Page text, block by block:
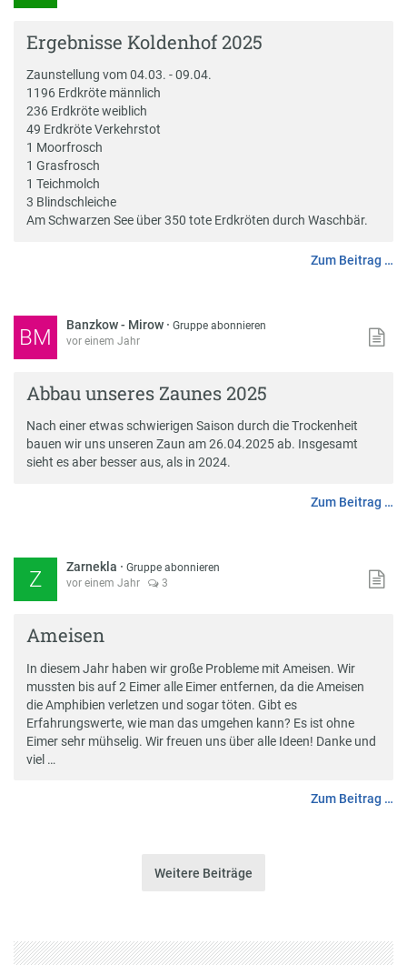
Ergebnisse Koldenhof 2025
Zaunstellung vom 04.03. - 09.04.
1196 Erdkröte männlich
236 Erdkröte weiblich
49 Erdkröte Verkehrstot
1 Moorfrosch
1 Grasfrosch
1 Teichmolch
3 Blindschleiche
Am Schwarzen See über 350 tote Erdkröten durch Waschbär.
Zum Beitrag …
BM Banzkow - Mirow ·Gruppe abonnieren
vor einem Jahr
Abbau unseres Zaunes 2025
Nach einer etwas schwierigen Saison durch die Trockenheit
bauen wir uns unseren Zaun am 26.04.2025 ab. Insgesamt
sieht es aber besser aus, als in 2024.
Zum Beitrag …
Z Zarnekla ·Gruppe abonnieren
vor einem Jahr
3
Ameisen
In diesem Jahr haben wir große Probleme mit Ameisen. Wir
mussten bis auf 2 Eimer alle Eimer entfernen, da die Ameisen
die Amphibien verletzen und sogar töten. Gibt es
Erfahrungswerte, wie man das umgehen kann? Es ist ohne
Eimer sehr mühselig. Wir freuen uns über alle Ideen! Danke und
viel …
Zum Beitrag …
Weitere Beiträge